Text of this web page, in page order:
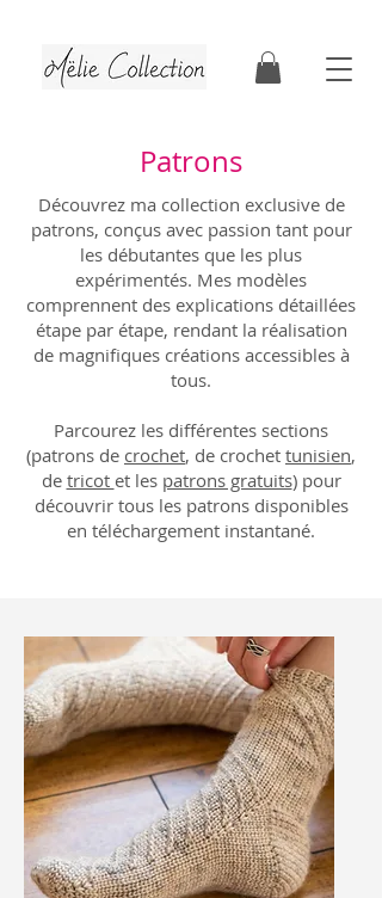
Patrons
Découvrez ma collection exclusive de
patrons, conçus avec passion tant pour
les débutantes que les plus
expérimentés. Mes modèles
comprennent des explications détaillées
étape par étape, rendant la réalisation
de magnifiques créations accessibles à
tous.
Parcourez les différentes sections
(patrons de crochet, de crochet tunisien,
de tricot et les patrons gratuits) pour
découvrir tous les patrons disponibles
en téléchargement instantané.